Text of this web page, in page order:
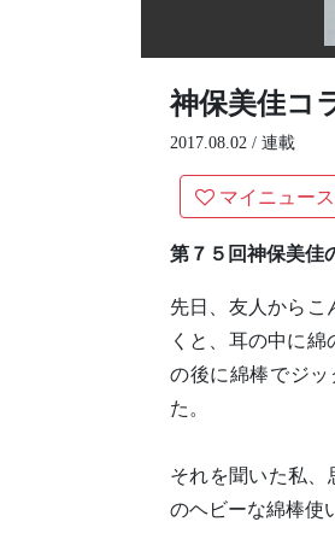
神保美佳コ
2017.08.02 / 連載
マイニュー
第７５回神保美佳
先日、友人からこ
くと、耳の中に
の後に綿棒でジ
た。
それを聞いた私、
のヘビーな綿棒使